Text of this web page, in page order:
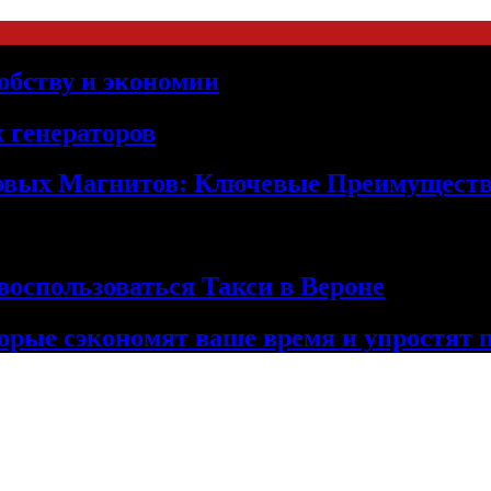
и экономии
Магнитов: Ключевые
Такси в Вероне
сэкономят ваше время и упростят